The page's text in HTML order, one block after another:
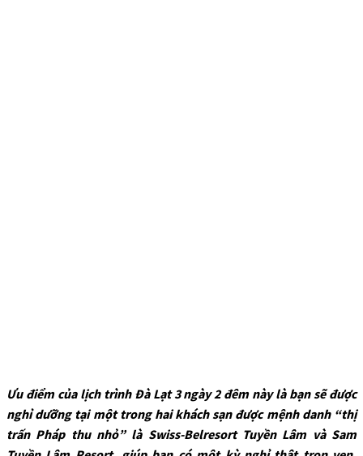
Ưu điểm của lịch trình Đà Lạt 3 ngày 2 đêm này là bạn sẽ được
nghỉ dưỡng tại một trong hai khách sạn được mệnh danh “thị
trấn Pháp thu nhỏ” là Swiss-Belresort Tuyền Lâm và Sam